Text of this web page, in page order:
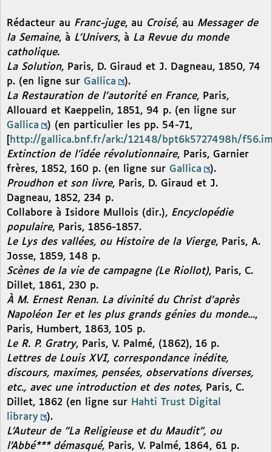
Rédacteur au Franc-juge, au Croisé, au Messager de
la Semaine, à L’Univers, à La Revue du monde
catholique.
La Solution, Paris, D. Giraud et J. Dagneau, 1850, 74
p. (en ligne sur Gallica
).
La Restauration de l’autorité en France, Paris,
Allouard et Kaeppelin, 1851, 94 p. (en ligne sur
Gallica
) (en particulier les pp. 54-71,
http://gallica.bnf.fr/ark:/12148/bpt6k5727498h/
Extinction de l’idée révolutionnaire, Paris, Garnier
frères, 1852, 160 p. (en ligne sur Gallica
).
Proudhon et son livre, Paris, D. Giraud et J.
Dagneau, 1852, 234 p.
Collabore à Isidore Mullois (dir.), Encyclopédie
populaire, Paris, 1856-1857.
Le Lys des vallées, ou Histoire de la Vierge, Paris, A.
Josse, 1859, 148 p.
Scènes de la vie de campagne (Le Riollot), Paris, C.
Dillet, 1861, 230 p.
À M. Ernest Renan. La divinité du Christ d’après
Napoléon Ier et les plus grands génies du monde...,
Paris, Humbert, 1863, 105 p.
Le R. P. Gratry, Paris, V. Palmé, (1862), 16 p.
Lettres de Louis XVI, correspondance inédite,
discours, maximes, pensées, observations diverses,
etc., avec une introduction et des notes, Paris, C.
Dillet, 1862 (en ligne sur Hahti Trust Digital
library
).
L’Auteur de "La Religieuse et du Maudit", ou
l’Abbé*** démasqué, Paris, V. Palmé, 1864, 61 p.